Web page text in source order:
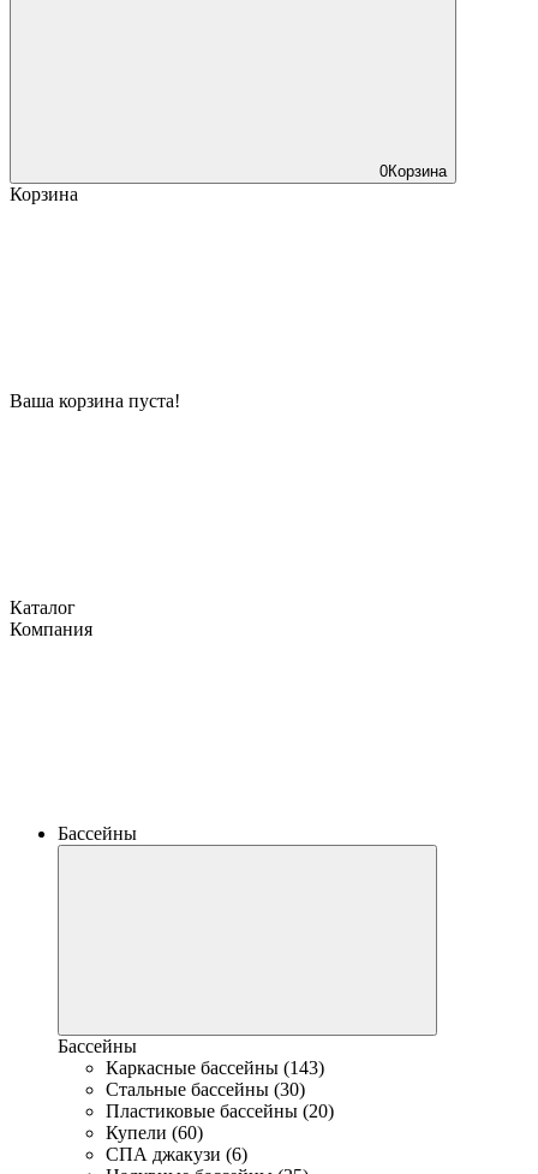
0Корзина
Корзина
Ваша корзина пуста!
Каталог
Компания
Бассейны
Бассейны
Каркасные бассейны (143)
Стальные бассейны (30)
Пластиковые бассейны (20)
Купели (60)
СПА джакузи (6)